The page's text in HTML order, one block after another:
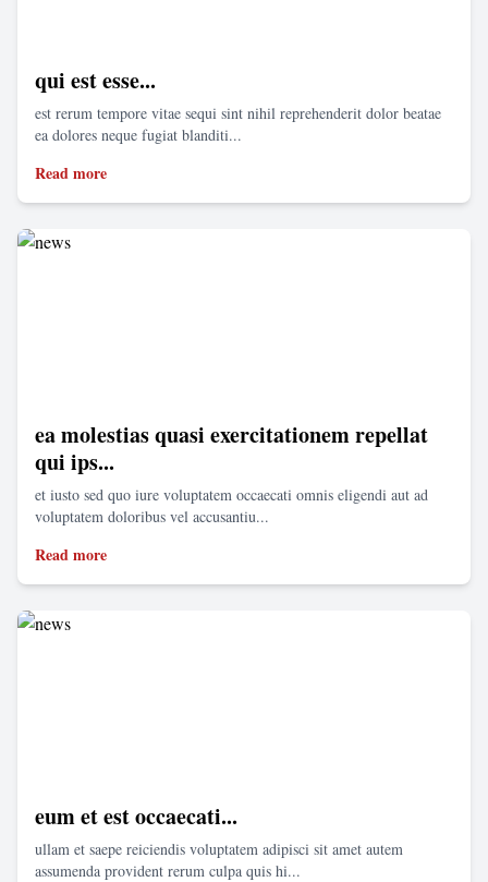
qui est esse...
est rerum tempore vitae sequi sint nihil reprehenderit dolor beatae
ea dolores neque fugiat blanditi...
Read more
ea molestias quasi exercitationem repellat
qui ips...
et iusto sed quo iure voluptatem occaecati omnis eligendi aut ad
voluptatem doloribus vel accusantiu...
Read more
eum et est occaecati...
ullam et saepe reiciendis voluptatem adipisci sit amet autem
assumenda provident rerum culpa quis hi...